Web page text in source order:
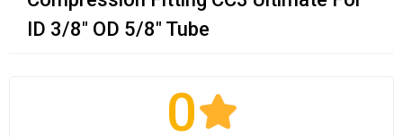
ID 3/8" OD 5/8" Tube
0